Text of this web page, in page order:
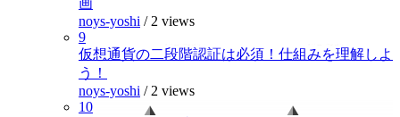
noys-yoshi / 2 views
9
仮想通貨の二段階認証は必須！仕組みを理解しよ
う！
noys-yoshi / 2 views
10